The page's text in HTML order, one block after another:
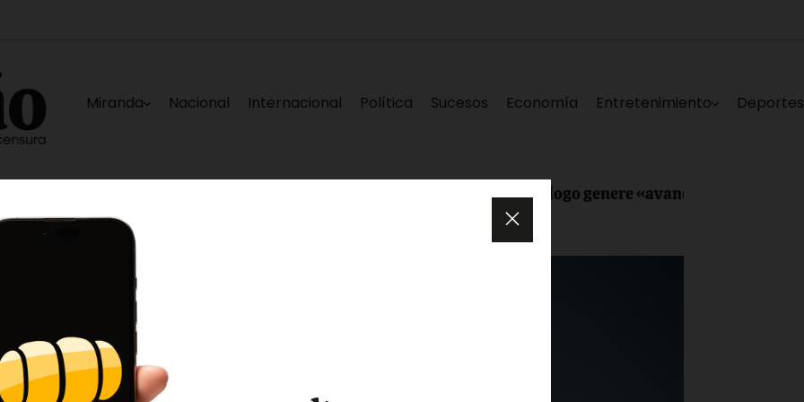
Miranda Nacional Internacional Política Sucesos Economía Entretenimiento Deportes
de agosto Plataforma Unitaria espera que mesa de diálogo genere «avances reales para